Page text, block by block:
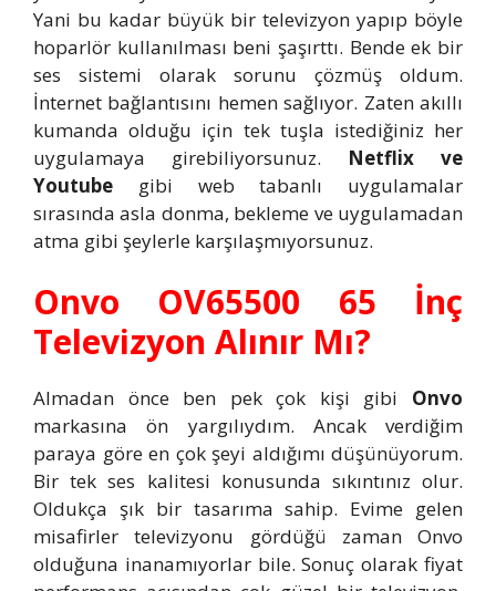
Yani bu kadar büyük bir televizyon yapıp böyle
hoparlör kullanılması beni şaşırttı. Bende ek bir
ses sistemi olarak sorunu çözmüş oldum.
İnternet bağlantısını hemen sağlıyor. Zaten akıllı
kumanda olduğu için tek tuşla istediğiniz her
uygulamaya girebiliyorsunuz. Netflix ve
Youtube gibi web tabanlı uygulamalar
sırasında asla donma, bekleme ve uygulamadan
atma gibi şeylerle karşılaşmıyorsunuz.
Onvo OV65500 65 İnç
Televizyon Alınır Mı?
Almadan önce ben pek çok kişi gibi Onvo
markasına ön yargılıydım. Ancak verdiğim
paraya göre en çok şeyi aldığımı düşünüyorum.
Bir tek ses kalitesi konusunda sıkıntınız olur.
Oldukça şık bir tasarıma sahip. Evime gelen
misafirler televizyonu gördüğü zaman Onvo
olduğuna inanamıyorlar bile. Sonuç olarak fiyat